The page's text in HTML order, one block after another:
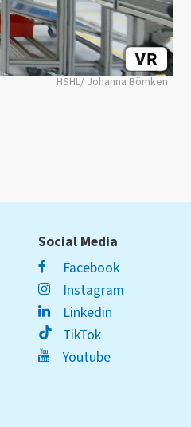
HSHL/ Johanna Bömken
Social Media
Facebook
Instagram
Linkedin
TikTok
Youtube